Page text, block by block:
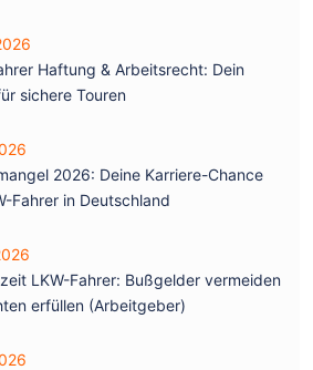
Haftung & Arbeitsrecht: Dein
sichere Touren
2026: Deine Karriere-Chance
Fahrer in Deutschland
LKW-Fahrer: Bußgelder vermeiden
erfüllen (Arbeitgeber)